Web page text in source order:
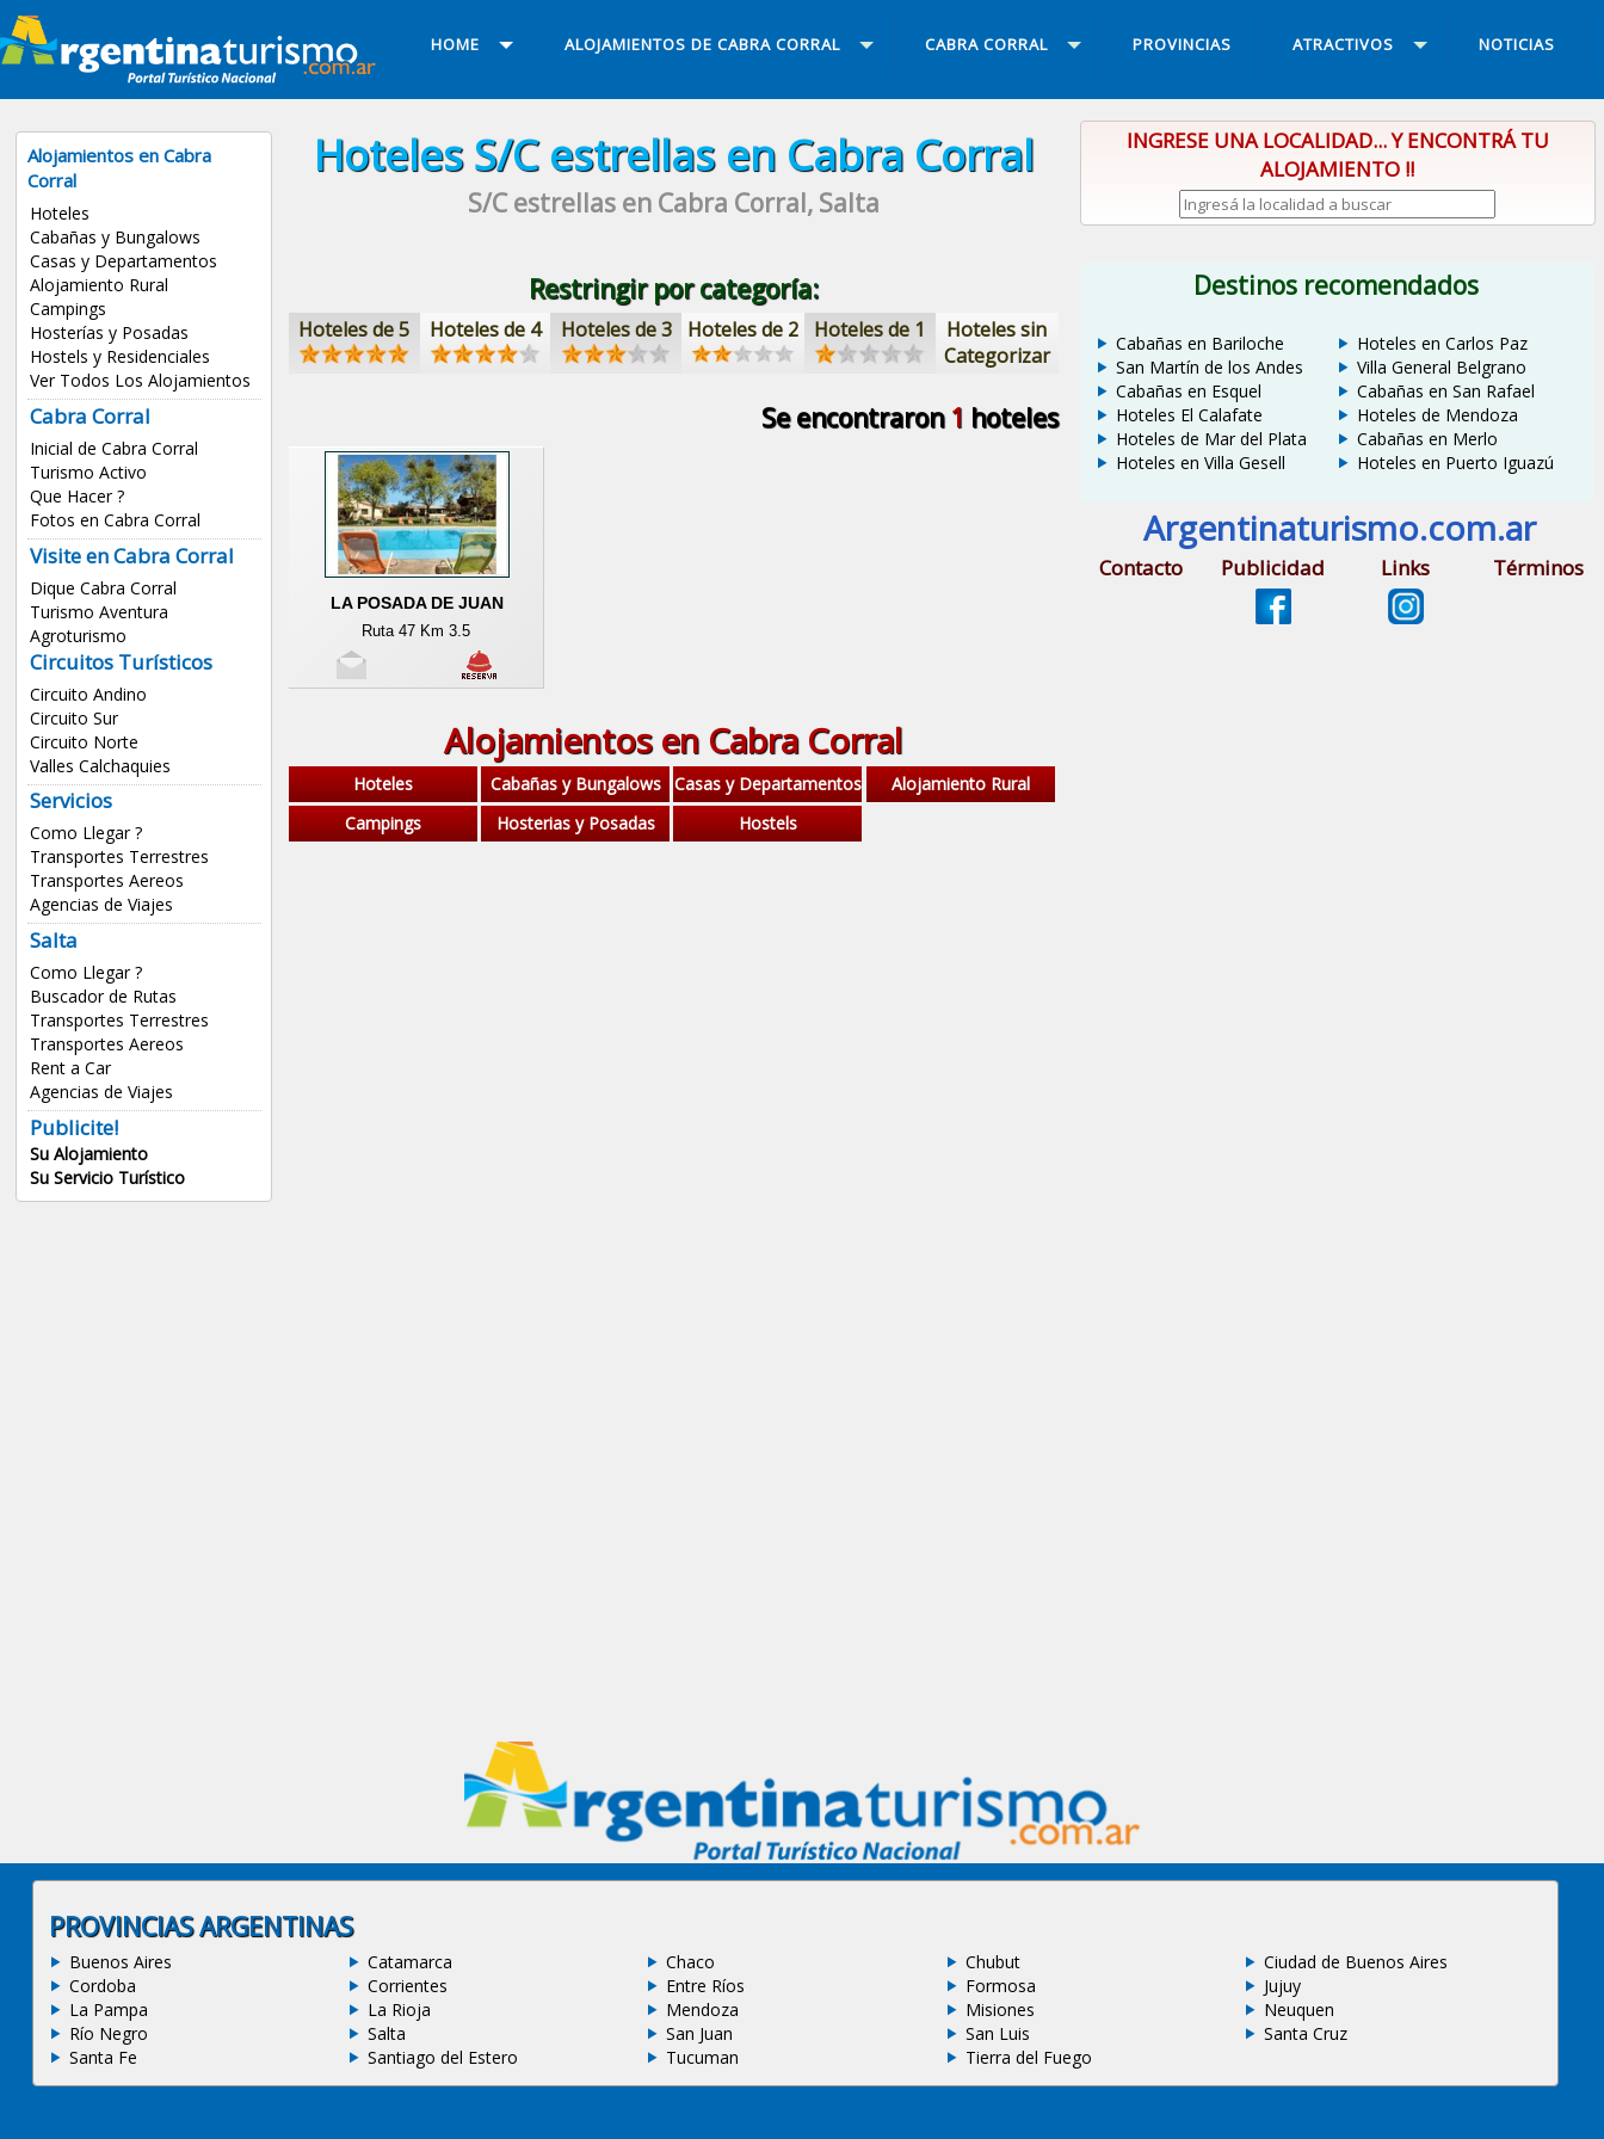
HOME ALOJAMIENTOS DE CABRA CORRAL CABRA CORRAL PROVINCIAS ATRACTIVOS NOTICIAS
Alojamientos en Cabra
Corral
Hoteles
Cabañas y Bungalows
Casas y Departamentos
Alojamiento Rural
Campings
Hosterías y Posadas
Hostels y Residenciales
Ver Todos Los Alojamientos
Cabra Corral
Inicial de Cabra Corral
Turismo Activo
Que Hacer ?
Fotos en Cabra Corral
Visite en Cabra Corral
Dique Cabra Corral
Turismo Aventura
Agroturismo
Circuitos Turísticos
Circuito Andino
Circuito Sur
Circuito Norte
Valles Calchaquies
Servicios
Como Llegar ?
Transportes Terrestres
Transportes Aereos
Agencias de Viajes
Salta
Como Llegar ?
Buscador de Rutas
Transportes Terrestres
Transportes Aereos
Rent a Car
Agencias de Viajes
Publicite!
Su Alojamiento
Su Servicio Turístico
HotelesS/C estrellasen Cabra Corral
S/C estrellasen Cabra Corral, Salta
Restringir por categoría:
Hoteles de 5 Hoteles de 4 Hoteles de 3 Hoteles de 2 Hoteles de 1
Hoteles sin
Categorizar
Se encontraron 1 hoteles
LA POSADA DE JUAN
Ruta 47 Km 3.5
Alojamientos en Cabra Corral
Hoteles Cabañas y Bungalows Casas y Departamentos
Alojamiento Rural
Campings
Hosterias y Posadas Hostels
INGRESE UNA LOCALIDAD... Y ENCONTRÁ TU
ALOJAMIENTO !!
Destinos recomendados
Cabañas en Bariloche
San Martín de los Andes
Cabañas en Esquel
Hoteles El Calafate
Hoteles de Mar del Plata
Hoteles en Villa Gesell
Hoteles en Carlos Paz
Villa General Belgrano
Cabañas en San Rafael
Hoteles de Mendoza
Cabañas en Merlo
Hoteles en Puerto Iguazú
Argentinaturismo.com.ar
Contacto Publicidad Links Términos
PROVINCIAS ARGENTINAS
Buenos Aires Catamarca Chaco Chubut
Ciudad de Buenos Aires
Cordoba
Corrientes Entre Ríos Formosa
Jujuy
La Pampa
La Rioja Mendoza Misiones
Neuquen
Río Negro
Salta San Juan San Luis
Santa Cruz
Santa Fe
Santiago del Estero Tucuman Tierra del Fuego